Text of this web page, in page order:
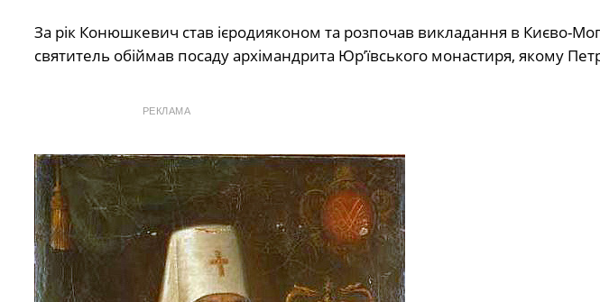
За рік Конюшкевич став ієродияконом та розпочав викладання в Києво-
святитель обіймав посаду архімандрита Юр’ївського монастиря, якому
РЕКЛАМА